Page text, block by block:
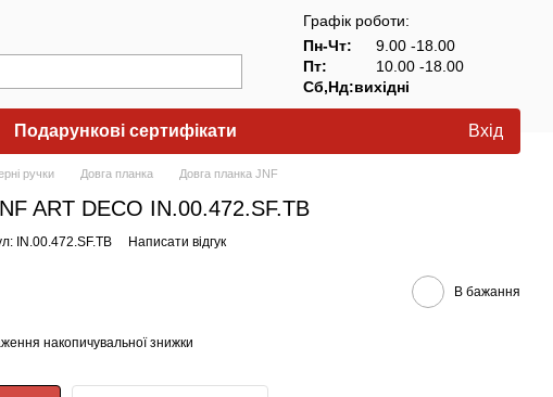
Графік роботи:
Пн-Чт:
9.00 -18.00
Пт:
10.00 -18.00
Сб,Нд:вихідні
Подарункові сертифікати Вхід
ручки Довга планка Довга планка JNF
ART DECO IN.00.472.SF.TB
IN.00.472.SF.TB Написати відгук
В бажання
накопичувальної знижки